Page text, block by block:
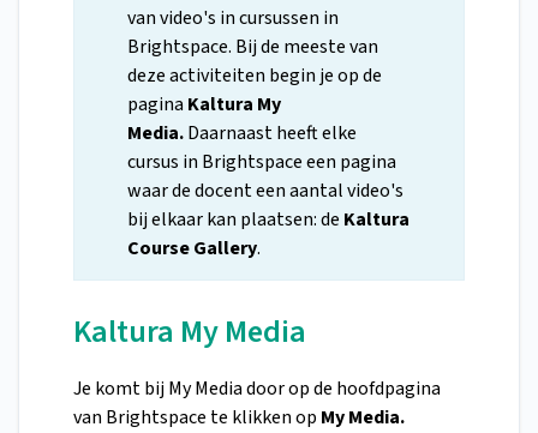
van video's in cursussen in
Brightspace. Bij de meeste van
deze activiteiten begin je op de
pagina Kaltura My
Media.Daarnaastheeftelke
cursus in Brightspace een pagina
waar de docent een aantal video's
bij elkaar kan plaatsen: de Kaltura
Course Gallery.
Kaltura My Media
Je komt bij My Media door op de hoofdpagina
van Brightspace te klikken op My Media.